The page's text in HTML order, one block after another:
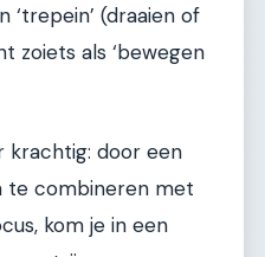
‘trepein’ (draaien of
zoiets als ‘bewegen
krachtig: door een
te combineren met
kom je in een